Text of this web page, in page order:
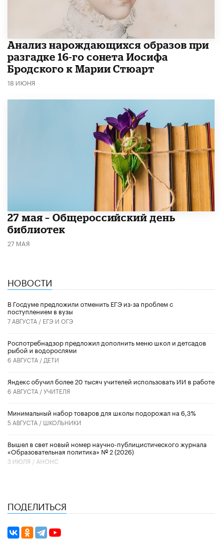
Анализ нарождающихся образов при
разгадке 16-го сонета Иосифа
Бродского к Марии Стюарт
18 ИЮНЯ
​27 мая – Общероссийский день
библиотек
27 МАЯ
НОВОСТИ
В Госдуме предложили отменить ЕГЭ из-за проблем с
поступлением в вузы
7 АВГУСТА / ЕГЭ И ОГЭ
Роспотребнадзор предложил дополнить меню школ и детсадов
рыбой и водорослями
6 АВГУСТА / ДЕТИ
​Яндекс обучил более 20 тысяч учителей использовать ИИ в работе
6 АВГУСТА /УЧИТЕЛЯ
Минимальный набор товаров для школы подорожал на 6,3%
5 АВГУСТА / ШКОЛЬНИКИ
Вышел в свет новый номер научно-публицистического журнала
«Образовательная политика» № 2 (2026)
3 ИЮЛЯ / АНОНС
ПОДЕЛИТЬСЯ